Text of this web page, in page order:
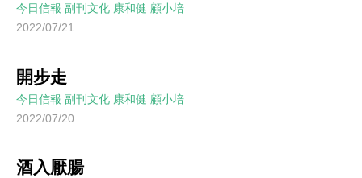
今日信報 副刊文化 康和健 顧小培
2022/07/21
開步走
今日信報 副刊文化 康和健 顧小培
2022/07/20
酒入厭腸